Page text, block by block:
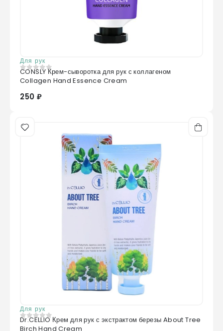
Для рук
0из 5
CONSLY Крем-сыворотка для рук с коллагеном
Collagen Hand Essence Cream
250 ₽
Для рук
0 из 5
Dr.CELLIO Крем для рук с экстрактом березы About Tree
Birch Hand Cream